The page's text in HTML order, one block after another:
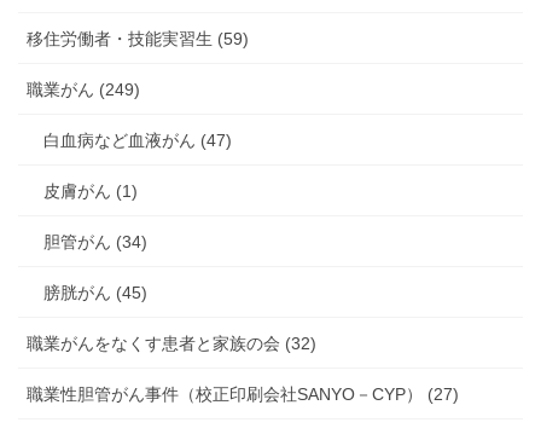
移住労働者・技能実習生 (59)
職業がん (249)
白血病など血液がん (47)
皮膚がん (1)
胆管がん (34)
膀胱がん (45)
職業がんをなくす患者と家族の会 (32)
職業性胆管がん事件（校正印刷会社SANYO－CYP） (27)